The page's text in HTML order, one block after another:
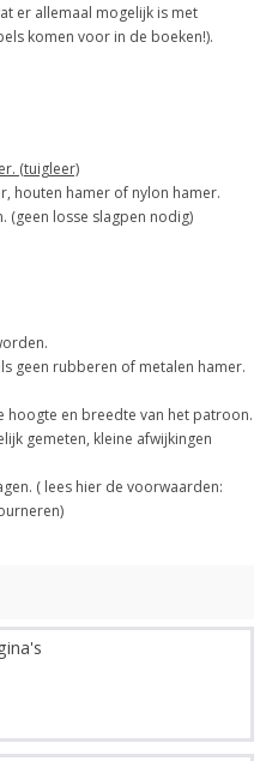
er allemaal mogelijk is met
komen voor in de boeken!).
(tuigleer)
houten hamer of nylon hamer.
(geen losse slagpen nodig)
geen rubberen of metalen hamer.
hoogte en breedte van het patroon.
gemeten, kleine afwijkingen
( lees hier de voorwaarden: